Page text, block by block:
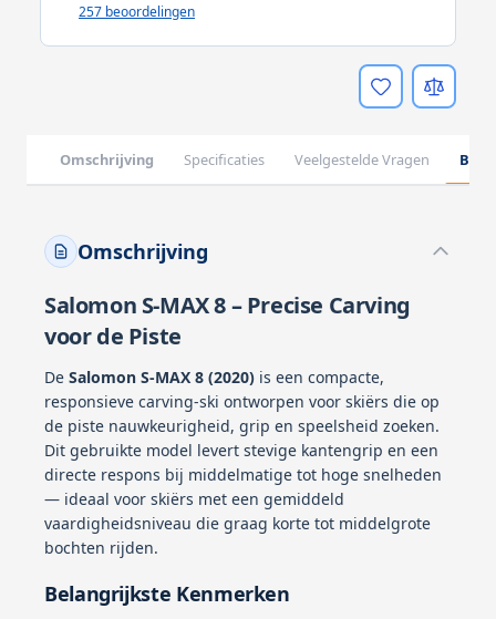
257 beoordelingen
Omschrijving Specificaties Veelgestelde Vragen
Omschrijving
Salomon S-MAX 8 – Precise Carving
voor de Piste
De Salomon S-MAX 8 (2020) is een compacte,
responsieve carving-ski ontworpen voor skiërs die op
de piste nauwkeurigheid, grip en speelsheid zoeken.
Dit gebruikte model levert stevige kantengrip en een
directe respons bij middelmatige tot hoge snelheden
— ideaal voor skiërs met een gemiddeld
vaardigheidsniveau die graag korte tot middelgrote
bochten rijden.
Belangrijkste Kenmerken